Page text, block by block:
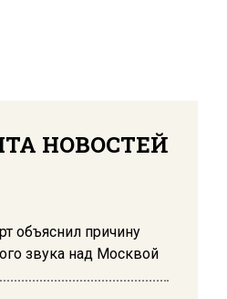
НОВОСТЕЙ
объяснил причину
звука над Москвой